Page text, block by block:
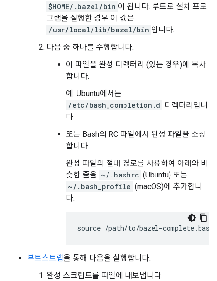
$HOME/.bazel/bin 이 됩니다. 루트로 설치 프로
그램을 실행한 경우 이 값은
/usr/local/lib/bazel/bin 입니다.
다음 중 하나를 수행합니다.
이 파일을 완성 디렉터리 (있는 경우)에 복사
합니다.
예: Ubuntu에서는
/etc/bash_completion.d 디렉터리입니
다.
또는 Bash의 RC 파일에서 완성 파일을 소싱
합니다.
완성 파일의 절대 경로를 사용하여 아래와 비
슷한 줄을 ~/.bashrc (Ubuntu) 또는
~/.bash_profile (macOS)에 추가합니
다.
부트스트랩을 통해 다음을 실행합니다.
완성 스크립트를 파일에 내보냅니다.